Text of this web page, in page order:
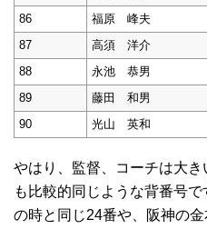
86
福原 峰夫
87
高須 洋介
88
永池 恭男
89
藤田 和男
90
光山 英和
やはり、監督、コーチは大
も比較的同じような背番号
の時と同じ24番や、阪神の